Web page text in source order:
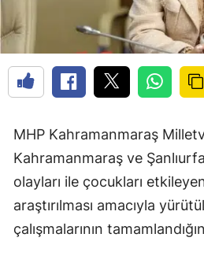
MHP Kahramanmaraş
Kahramanmaraş ve
olayları ile çocukları
araştırılması amacıyla
çalışmalarının